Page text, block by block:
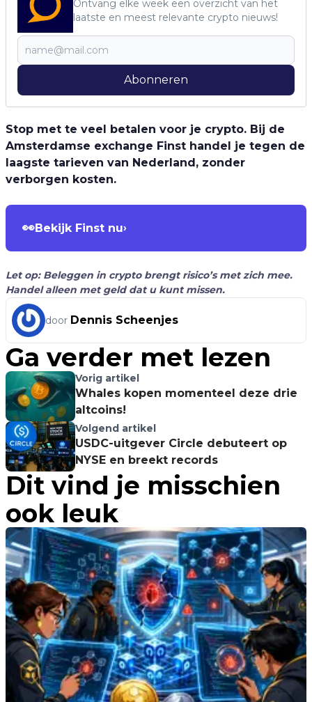
Ontvang elke week een overzicht van het
laatste en meest relevante crypto nieuws!
Abonneren
Stop met te veel betalen voor je crypto. Bij de
Amsterdamse exchange Finst handel je tegen de
laagste tarieven van Nederland, zonder
verborgen kosten.
👀Bekijk Finst nu›
Let op: Beleggen in crypto brengt risico’s met zich mee.
Handel alleen met geld dat u kunt missen.
door Dennis Scheenjes
Ga verder met lezen
Vorig artikel
Whales kopen momenteel deze drie
altcoins!
Volgend artikel
USDC-uitgever Circle debuteert op
NYSE en breekt records
Dit vind je misschien
ook leuk